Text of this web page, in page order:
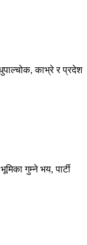
काभ्रे र प्रदेश
गुम्ने भय, पार्टी